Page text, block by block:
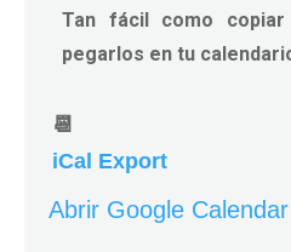
Tan fácil como
pegarlos en tu
📆
iCal Export
Abrir Google Calendar